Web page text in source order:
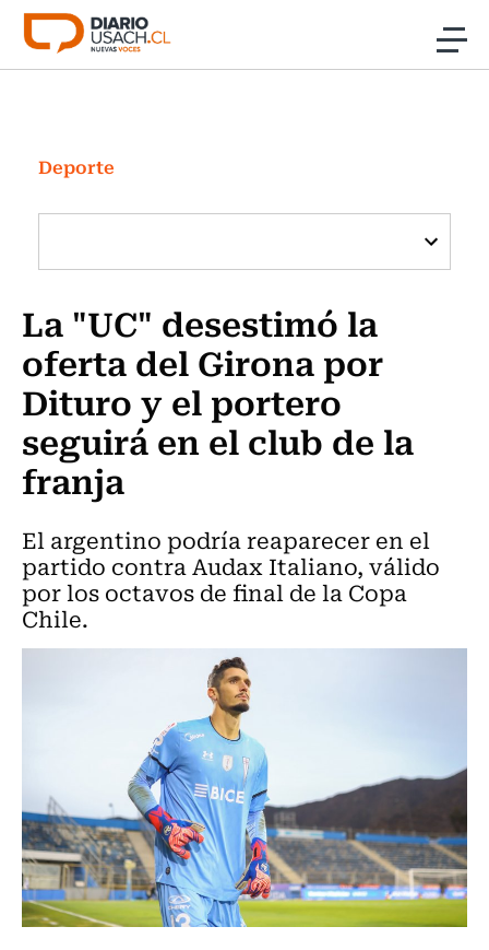
Click acá para ir directamente al contenido
Investigación
Cultura
Programas Radio y TV Usach
Deporte
La "UC" desestimó la
oferta del Girona por
Dituro y el portero
seguirá en el club de la
franja
El argentino podría reaparecer en el
partido contra Audax Italiano, válido
por los octavos de final de la Copa
Chile.